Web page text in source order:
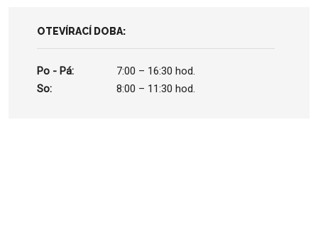
OTEVÍRACÍ DOBA:
Po - Pá:
So:
7:00 – 16:30 hod.
8:00 – 11:30 hod.